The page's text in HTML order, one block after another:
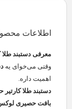
اطلاعات
معرفی دستبند طلا
وقتی می‌خوای یه
اهمیت داره.
دستبند طلا
بافت حصیری